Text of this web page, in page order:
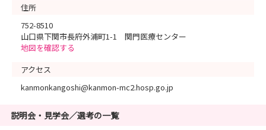
住所
752-8510
山口県下関市長府外浦町1-1 関門医療センター
地図を確認する
アクセス
kanmonkangoshi@kanmon-mc2.hosp.go.jp
説明会・見学会／選考の一覧